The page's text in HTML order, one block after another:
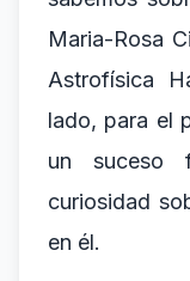
Maria-Rosa
Astrofísica
lado, para el
un suceso
curiosidad
en él.